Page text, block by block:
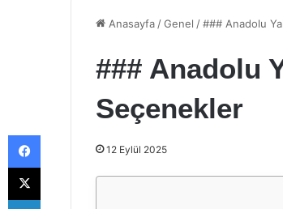
Anasayfa /Genel /### Anadolu
### Anadolu
Seçenekler
12 Eylül 2025
Facebook
X
LinkedIn